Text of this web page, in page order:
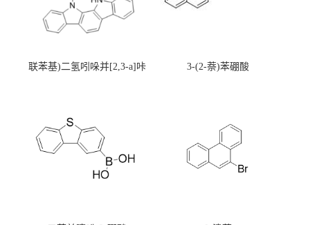
联苯基)二氢吲哚并[2,3-a]咔
3-(2-萘)苯硼酸